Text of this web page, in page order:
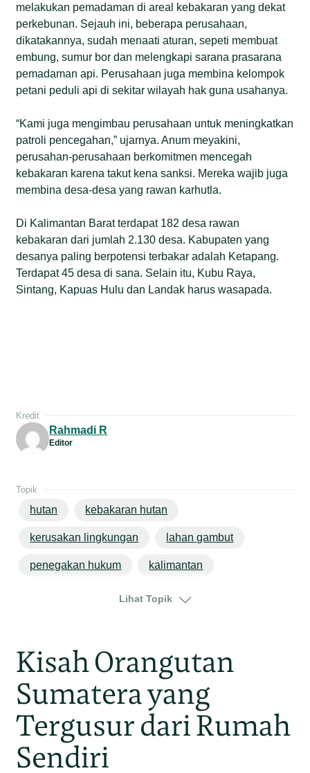
melakukan pemadaman di areal kebakaran yang dekat
perkebunan. Sejauh ini, beberapa perusahaan,
dikatakannya, sudah menaati aturan, sepeti membuat
embung, sumur bor dan melengkapi sarana prasarana
pemadaman api. Perusahaan juga membina kelompok
petani peduli api di sekitar wilayah hak guna usahanya.
“Kami juga mengimbau perusahaan untuk meningkatkan
patroli pencegahan,” ujarnya. Anum meyakini,
perusahan-perusahaan berkomitmen mencegah
kebakaran karena takut kena sanksi. Mereka wajib juga
membina desa-desa yang rawan karhutla.
Di Kalimantan Barat terdapat 182 desa rawan
kebakaran dari jumlah 2.130 desa. Kabupaten yang
desanya paling berpotensi terbakar adalah Ketapang.
Terdapat 45 desa di sana. Selain itu, Kubu Raya,
Sintang, Kapuas Hulu dan Landak harus wasapada.
Kredit
Rahmadi R
Editor
Topik
hutan kebakaran hutan
kerusakan lingkungan lahan gambut
penegakan hukum kalimantan
Lihat Topik
Kisah Orangutan
Sumatera yang
Tergusur dari Rumah
Sendiri